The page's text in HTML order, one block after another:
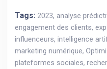
Tags: 2023, analyse
engagement des clients,
influenceurs, intelligence
marketing numérique,
plateformes sociales,